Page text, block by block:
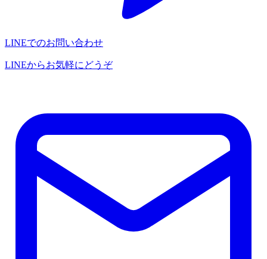
LINEでのお問い合わせ
LINEからお気軽にどうぞ